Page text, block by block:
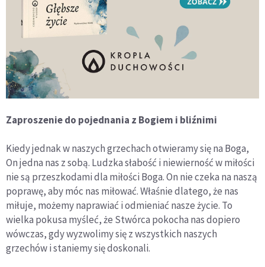
Zaproszenie do pojednania z Bogiem i bliźnimi
Kiedy jednak w naszych grzechach otwieramy się na Boga,
On jedna nas z sobą. Ludzka słabość i niewierność w miłości
nie są przeszkodami dla miłości Boga. On nie czeka na naszą
poprawę, aby móc nas miłować. Właśnie dlatego, że nas
miłuje, możemy naprawiać i odmieniać nasze życie. To
wielka pokusa myśleć, że Stwórca pokocha nas dopiero
wówczas, gdy wyzwolimy się z wszystkich naszych
grzechów i staniemy się doskonali.